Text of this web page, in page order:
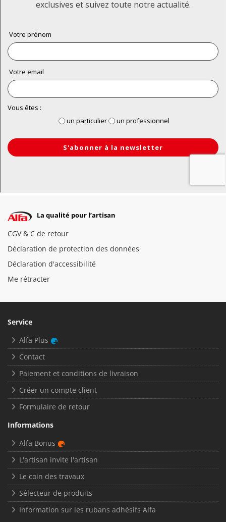
La qualité pour l’artisan
CGV & C de retour
Déclaration de protection des données
Déclaration d'accessibilité
Me rétracter
Service
Alfa Plus
Contact
Paiement et conditions de livraison
Créer un compte client
Formulaire de retour
Informations
Alfa Bonus
L'artisan invite l'artisan
Le coin des travaux
Sélecteur de produits
Information sur les rubans adhésifs Alfa